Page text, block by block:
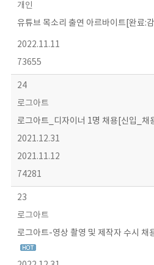
개인
유튜브 목소리 출연 아르바이트[완료:
2022.11.11
73655
24
로그아트
로그아트_디자이너 1명 채용[신입_채
2021.12.31
2021.11.12
74281
23
로그아트
로그아트-영상 촬영 및 제작자 수시 채